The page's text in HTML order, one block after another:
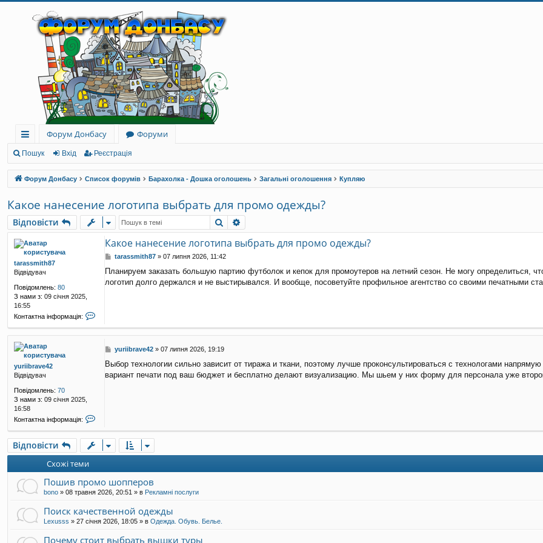
ви
дк
и
й
до
ст
уп
Форум Донбасу
Форуми
Пошук Вхід Реєстрація
Форум Донбасу Список форумів Барахолка - Дошка оголошень Загальні оголошення Купляю
Какое нанесение логотипа выбрать для промо одежды?
Відповісти Пошук
tarassmith87
Відвідувач
Повідомлень: 80
З нами з: 09 січня 2025,
16:55
Контактна інформація:
р
м
к
о
и
с
у
Какое нанесение логотипа выбрать для промо одежды?
П
в
і
е
н
н
tarassmith87» 07 липня 2026, 11:42
Планируем заказать большую партию футболок и кепок для промоутеров на летний сезон. Не могу определиться,
логотип долго держался и не выстирывался. И вообще, посоветуйте профильное агентство со своими печатными
yuriibrave42
Відвідувач
Повідомлень: 70
З нами з: 09 січня 2025,
16:58
Контактна інформація:
а
т
н
а
ф
о
П
в
і
н
yuriibrave42» 07 липня 2026, 19:19
Выбор технологии сильно зависит от тиража и ткани, поэтому лучше проконсультироваться с технологами
вариант печати под ваш бюджет и бесплатно делают визуализацию. Мы шьем у них форму для персонала уже
Відповісти
Схожі теми
Пошив промо шопперов
bono » 08 травня 2026, 20:51 » в Рекламні послуги
Поиск качественной одежды
Lexusss » 27 січня 2026, 18:05 » в Одежда. Обувь. Белье.
Почему стоит выбрать вышки туры